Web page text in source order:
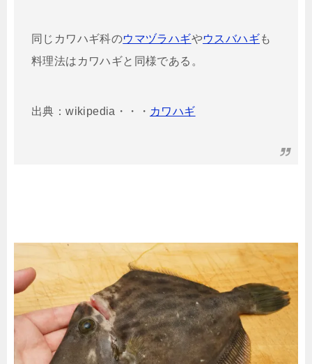
同じカワハギ科のウマヅラハギやウスバハギも
料理法はカワハギと同様である。
出典：wikipedia・・・ カワハギ